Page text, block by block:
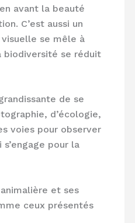
avant la beauté
C’est aussi un
se mêle à
biodiversité se réduit
de se
d’écologie,
voies pour observer
pour la
et ses
ceux présentés